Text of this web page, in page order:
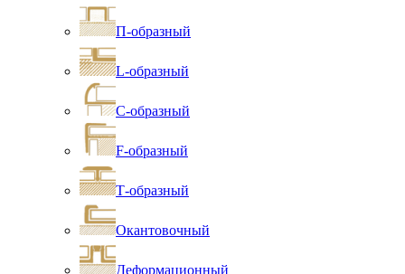
П-образный
L-образный
С-образный
F-образный
Т-образный
Окантовочный
Деформационный